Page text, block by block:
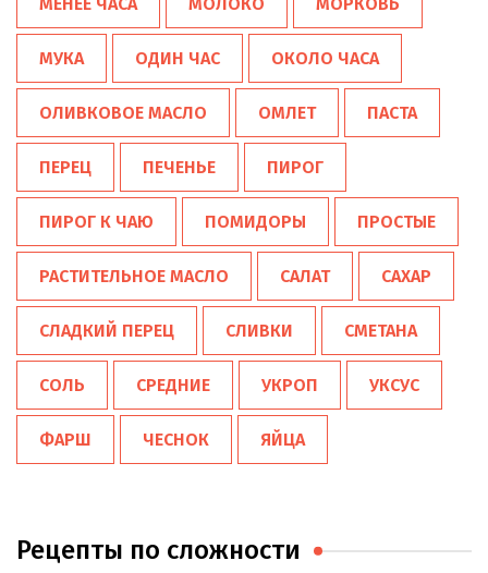
МЕНЕЕ ЧАСА МОЛОКО МОРКОВЬ
МУКА ОДИН ЧАС ОКОЛО ЧАСА
ОЛИВКОВОЕ МАСЛО ОМЛЕТ ПАСТА
ПЕРЕЦ ПЕЧЕНЬЕ ПИРОГ
ПИРОГ К ЧАЮ ПОМИДОРЫ ПРОСТЫЕ
РАСТИТЕЛЬНОЕ МАСЛО САЛАТ САХАР
СЛАДКИЙ ПЕРЕЦ СЛИВКИ СМЕТАНА
СОЛЬ СРЕДНИЕ УКРОП УКСУС
ФАРШ ЧЕСНОК ЯЙЦА
Рецепты по сложности